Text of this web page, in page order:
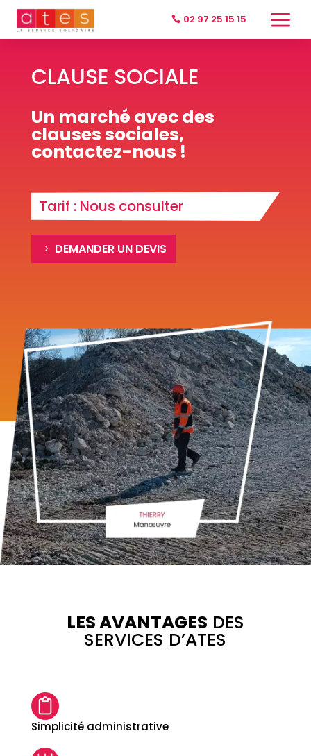
02 97 25 15 15 a
CLAUSE SOCIALE
Un marché avec des
clauses sociales,
contactez-nous !
Tarif : Nous consulter
DEMANDER UN DEVIS
LES AVANTAGES DES
SERVICES D’ATES
Simplicité administrative